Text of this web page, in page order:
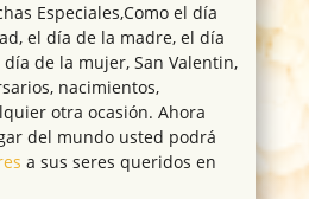
Especiales,Como el día
el día de la madre, el día
de la mujer, San Valentin,
nacimientos,
otra ocasión. Ahora
del mundo usted podrá
a sus seres queridos en